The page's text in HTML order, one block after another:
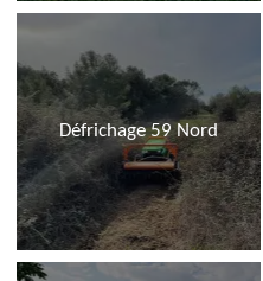
Défrichage 59 Nord